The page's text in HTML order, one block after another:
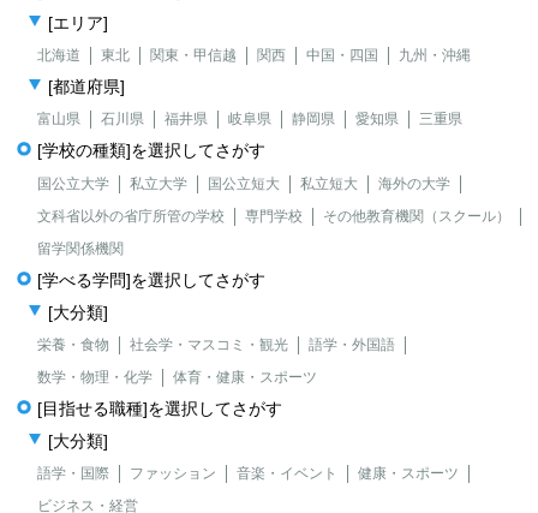
[エリア]
北海道 東北 関東・甲信越 関西 中国・四国 九州・沖縄
[都道府県]
富山県 石川県 福井県 岐阜県 静岡県 愛知県 三重県
[学校の種類]を選択してさがす
国公立大学 私立大学 国公立短大 私立短大
海外の大学
文科省以外の省庁所管の学校
専門学校
その他教育機関（スクール）
留学関係機関
[学べる学問]を選択してさがす
[大分類]
栄養・食物 社会学・マスコミ・観光
語学・外国語
数学・物理・化学
体育・健康・スポーツ
[目指せる職種]を選択してさがす
[大分類]
語学・国際 ファッション 音楽・イベント
健康・スポーツ
ビジネス・経営